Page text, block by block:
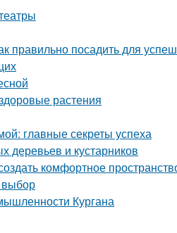
правильно посадить для
растения
главные секреты успеха
деревьев и кустарников
комфортное
выбор
Кургана